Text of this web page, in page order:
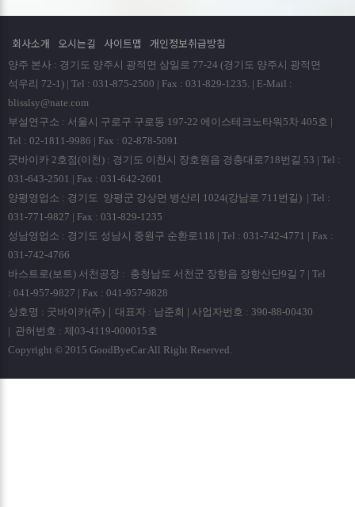
회사소개 오시는길 사이트맵 개인정보취급방침
양주 본사 : 경기도 양주시 광적면 삼일로 77-24 (경기도 양주시 광적면
석우리 72-1) | Tel : 031-875-2500 | Fax : 031-829-1235. | E-Mail :
blisslsy@nate.com
부설연구소 : 서울시 구로구 구로동 197-22 에이스테크노타워5차 405호 |
Tel : 02-1811-9986 | Fax : 02-878-5091
굿바이카 2호점(이천) : 경기도 이천시 장호원읍 경충대로718번길 53 | Tel :
031-643-2501 | Fax : 031-642-2601
양평영업소 : 경기도 양평군 강상면 병산리 1024(강남로 711번길) | Tel :
031-771-9827 | Fax : 031-829-1235
성남영업소 : 경기도 성남시 중원구 순환로118 | Tel : 031-742-4771 | Fax :
031-742-4766
바스트로(보트) 서천공장 : 충청남도 서천군 장항읍 장항산단9길 7 | Tel
: 041-957-9827 | Fax : 041-957-9828
상호명 : 굿바이카(주)｜대표자 : 남준희 | 사업자번호 : 390-88-00430
| 관허번호 : 제03-4119-000015호
Copyright © 2015 GoodByeCar All Right Reserved.